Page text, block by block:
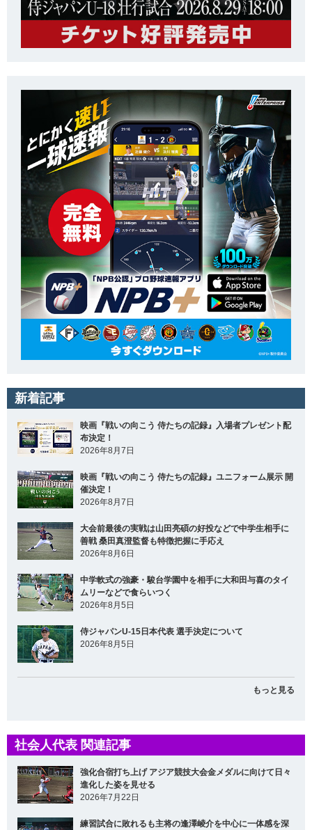
新着記事
映画『戦いの向こう 侍たちの記録』入場者プレゼント配
布決定！
2026年8月7日
映画『戦いの向こう 侍たちの記録』ユニフォーム展示 開
催決定！
2026年8月7日
大会前最後の実戦は山田亮碩の好投などで中学生相手に
善戦 桑田真澄監督も特徴把握に手応え
2026年8月6日
中学軟式の強豪・駿台学園中を相手に大和田与喜のタイ
ムリーなどで食らいつく
2026年8月5日
侍ジャパンU-15日本代表 選手決定について
2026年8月5日
もっと見る
社会人代表 関連記事
強化合宿打ち上げ アジア競技大会金メダルに向けて日々
進化した姿を見せる
2026年7月22日
練習試合に敗れるも主将の逢澤崚介を中心に一体感を深